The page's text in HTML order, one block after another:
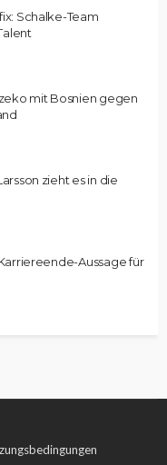
Schalke-Team
mit Bosnien gegen
zieht es in die
Aussage für